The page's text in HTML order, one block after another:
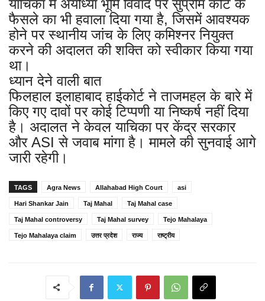
याचिका में अयोध्या भूमि विवाद पर सुप्रीम कोर्ट के
फैसले का भी हवाला दिया गया है, जिसमें आवश्यक
होने पर स्थानीय जांच के लिए कमिश्नर नियुक्त
करने की अदालत की शक्ति को स्वीकार किया गया
था।
ध्यान देने वाली बात
फिलहाल इलाहाबाद हाईकोर्ट ने ताजमहल के बारे में
किए गए दावों पर कोई टिप्पणी या निष्कर्ष नहीं दिया
है। अदालत ने केवल याचिका पर केंद्र सरकार
और ASI से जवाब मांगा है। मामले की सुनवाई आगे
जारी रहेगी।
TAGS Agra News Allahabad High Court asi
Hari Shankar Jain Taj Mahal Taj Mahal case
Taj Mahal controversy Taj Mahal survey Tejo Mahalaya
Tejo Mahalaya claim उत्तर प्रदेश राज्‍य राष्ट्रीय